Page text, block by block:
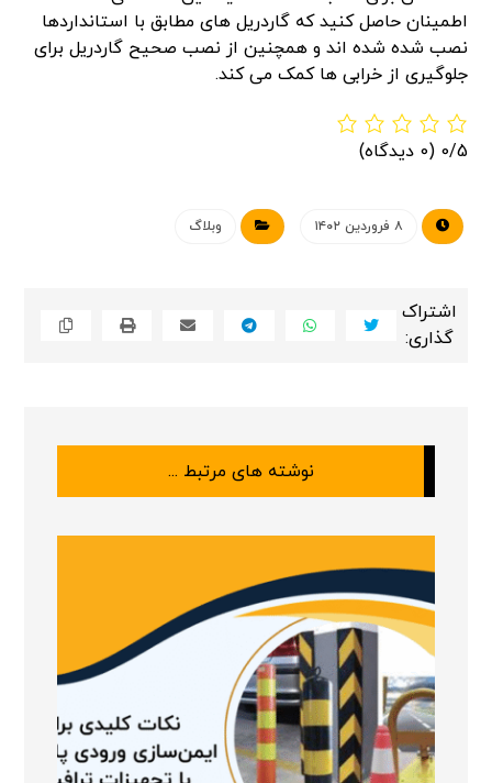
اطمینان حاصل کنید که گاردریل های مطابق با استانداردها
نصب شده شده اند و همچنین از نصب صحیح گاردریل برای
جلوگیری از خرابی ها کمک می کند.
0/5 (0 دیدگاه)
۸ فروردین ۱۴۰۲ وبلاگ
نوشته های مرتبط ...